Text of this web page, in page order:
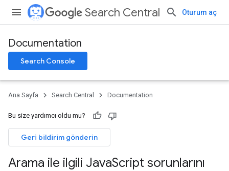
Search Central Oturum aç
Documentation
Search Console
Ana Sayfa Search Central Documentation
Bu size yardımcı oldu mu?
Geri bildirim gönderin
Arama ile ilgili JavaScript sorunlarını